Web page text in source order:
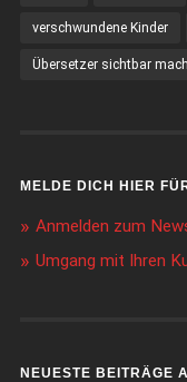
verschwundene Kinder
Übersetzer sichtbar
MELDE DICH HIER
Anmelden zum
Umgang mit Ihren
NEUESTE BEITRÄGE